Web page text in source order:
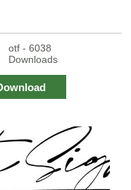
otf - 6038
Downloads